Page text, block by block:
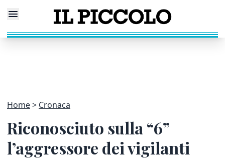
Home Cronaca
Riconosciuto sulla “6”
l’aggressore dei vigilanti